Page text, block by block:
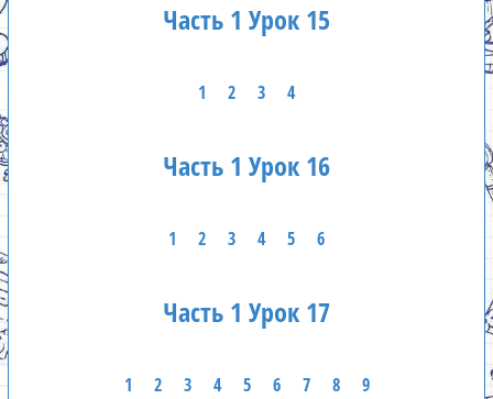
Часть 1 Урок 15
1 2 3 4
Часть 1 Урок 16
1 2 3 4 5 6
Часть 1 Урок 17
1 2 3 4 5 6 7 8 9